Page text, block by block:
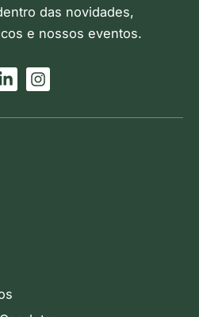
das novidades,
e nossos eventos.
L
i
k
I
n
t